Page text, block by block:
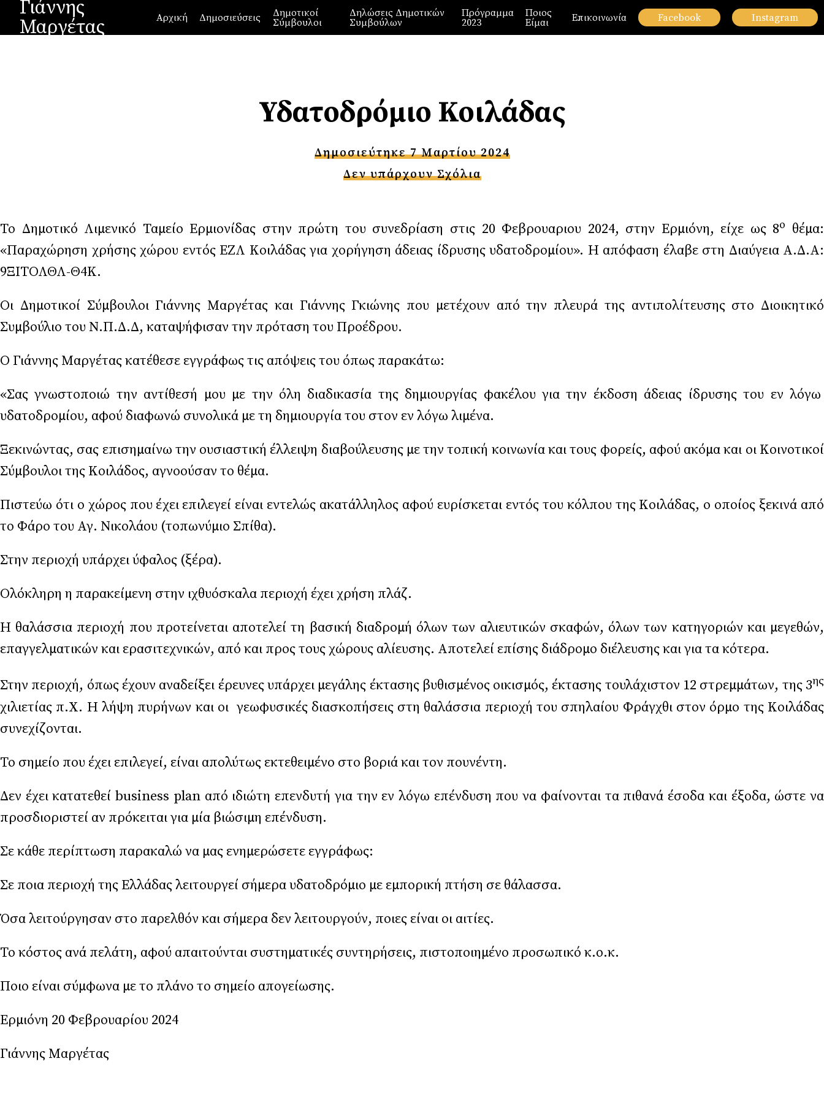
Γιάννης
Μαργέτας
Αρχική Δημοσιεύσεις
Δημοτικοί
Σύμβουλοι
Δηλώσεις Δημοτικών
Συμβούλων
Πρόγραμμα
2023
Ποιος
Είμαι
Επικοινωνία Facebook Instagram
Υδατοδρόμιο Κοιλάδας
Δημοσιεύτηκε 7 Μαρτίου 2024
Δεν υπάρχουν Σχόλια
Το Δημοτικό Λιμενικό Ταμείο Ερμιονίδας στην πρώτη του συνεδρίαση στις 20 Φεβρουαριου 2024, στην Ερμιόνη, είχε ως 8ο θέμα:
«Παραχώρηση χρήσης χώρου εντός ΕΖΛ Κοιλάδας για χορήγηση άδειας ίδρυσης υδατοδρομίου». Η απόφαση έλαβε στη Διαύγεια Α.Δ.Α:
9ΞΙΤΟΛΘΛ-Θ4Κ.
Οι Δημοτικοί Σύμβουλοι Γιάννης Μαργέτας και Γιάννης Γκιώνης που μετέχουν από την πλευρά της αντιπολίτευσης στο Διοικητικό
Συμβούλιο του Ν.Π.Δ.Δ, καταψήφισαν την πρόταση του Προέδρου.
Ο Γιάννης Μαργέτας κατέθεσε εγγράφως τις απόψεις του όπως παρακάτω:
«Σας γνωστοποιώ την αντίθεσή μου με την όλη διαδικασία της δημιουργίας φακέλου για την έκδοση άδειας ίδρυσης του εν λόγω
υδατοδρομίου, αφού διαφωνώ συνολικά με τη δημιουργία του στον εν λόγω λιμένα.
Ξεκινώντας, σας επισημαίνω την ουσιαστική έλλειψη διαβούλευσης με την τοπική κοινωνία και τους φορείς, αφού ακόμα και οι Κοινοτικοί
Σύμβουλοι της Κοιλάδος, αγνοούσαν το θέμα.
Πιστεύω ότι ο χώρος που έχει επιλεγεί είναι εντελώς ακατάλληλος αφού ευρίσκεται εντός του κόλπου της Κοιλάδας, ο οποίος ξεκινά από
το Φάρο του Αγ. Νικολάου (τοπωνύμιο Σπίθα).
Στην περιοχή υπάρχει ύφαλος (ξέρα).
Ολόκληρη η παρακείμενη στην ιχθυόσκαλα περιοχή έχει χρήση πλάζ.
Η θαλάσσια περιοχή που προτείνεται αποτελεί τη βασική διαδρομή όλων των αλιευτικών σκαφών, όλων των κατηγοριών και μεγεθών,
επαγγελματικών και ερασιτεχνικών, από και προς τους χώρους αλίευσης. Αποτελεί επίσης διάδρομο διέλευσης και για τα κότερα.
Στην περιοχή, όπως έχουν αναδείξει έρευνες υπάρχει μεγάλης έκτασης βυθισμένος οικισμός, έκτασης τουλάχιστον 12 στρεμμάτων, της 3ης
χιλιετίας π.Χ. Η λήψη πυρήνων και οι γεωφυσικές διασκοπήσεις στη θαλάσσια περιοχή του σπηλαίου Φράγχθι στον όρμο της Κοιλάδας
συνεχίζονται.
Το σημείο που έχει επιλεγεί, είναι απολύτως εκτεθειμένο στο βοριά και τον πουνέντη.
Δεν έχει κατατεθεί business plan από ιδιώτη επενδυτή για την εν λόγω επένδυση που να φαίνονται τα πιθανά έσοδα και έξοδα, ώστε να
προσδιοριστεί αν πρόκειται για μία βιώσιμη επένδυση.
Σε κάθε περίπτωση παρακαλώ να μας ενημερώσετε εγγράφως:
Σε ποια περιοχή της Ελλάδας λειτουργεί σήμερα υδατοδρόμιο με εμπορική πτήση σε θάλασσα.
Όσα λειτούργησαν στο παρελθόν και σήμερα δεν λειτουργούν, ποιες είναι οι αιτίες.
Το κόστος ανά πελάτη, αφού απαιτούνται συστηματικές συντηρήσεις, πιστοποιημένο προσωπικό κ.ο.κ.
Ποιο είναι σύμφωνα με το πλάνο το σημείο απογείωσης.
Ερμιόνη 20 Φεβρουαρίου 2024
Γιάννης Μαργέτας